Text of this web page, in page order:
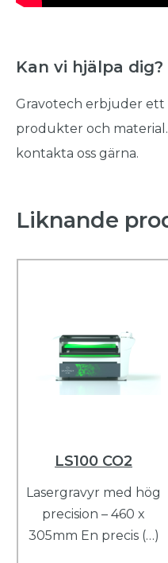
Kan vi hjälpa dig?
Gravotech erbjuder ett
produkter och
kontakta oss gärna.
Liknande
LS100 CO2
Lasergravyr med hög
precision – 460 x
305mm En precis (…)